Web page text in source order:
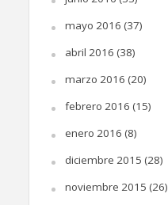
mayo 2016 (37)
abril 2016 (38)
marzo 2016 (20)
febrero 2016 (15)
enero 2016 (8)
diciembre 2015 (28)
noviembre 2015 (26)